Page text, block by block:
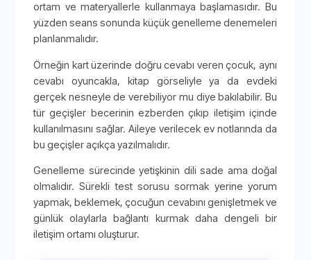
ortam ve materyallerle kullanmaya başlamasıdır. Bu
yüzden seans sonunda küçük genelleme denemeleri
planlanmalıdır.
Örneğin kart üzerinde doğru cevabı veren çocuk, aynı
cevabı oyuncakla, kitap görseliyle ya da evdeki
gerçek nesneyle de verebiliyor mu diye bakılabilir. Bu
tür geçişler becerinin ezberden çıkıp iletişim içinde
kullanılmasını sağlar. Aileye verilecek ev notlarında da
bu geçişler açıkça yazılmalıdır.
Genelleme sürecinde yetişkinin dili sade ama doğal
olmalıdır. Sürekli test sorusu sormak yerine yorum
yapmak, beklemek, çocuğun cevabını genişletmek ve
günlük olaylarla bağlantı kurmak daha dengeli bir
iletişim ortamı oluşturur.